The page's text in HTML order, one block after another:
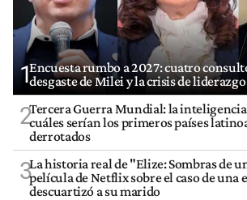
1Encuesta rumbo a 2027: cuatro
desgaste de Milei y la crisis de
2Tercera Guerra Mundial: la
cuáles serían los primeros países
derrotados
3La historia real de "Elize: Sombras de
película de Netflix sobre el caso de una
descuartizó a su marido